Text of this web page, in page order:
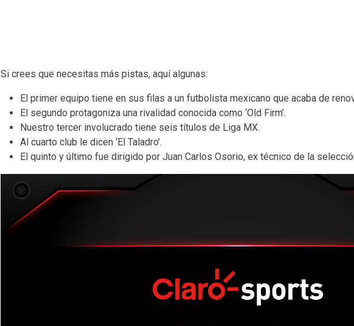
Si crees que necesitas más pistas, aquí algunas:
El primer equipo tiene en sus filas a un futbolista mexicano que acaba de
El segundo protagoniza una rivalidad conocida como ‘Old Firm’.
Nuestro tercer involucrado tiene seis títulos de Liga MX.
Al cuarto club le dicen ‘El Taladro’.
El quinto y último fue dirigido por Juan Carlos Osorio, ex técnico de la